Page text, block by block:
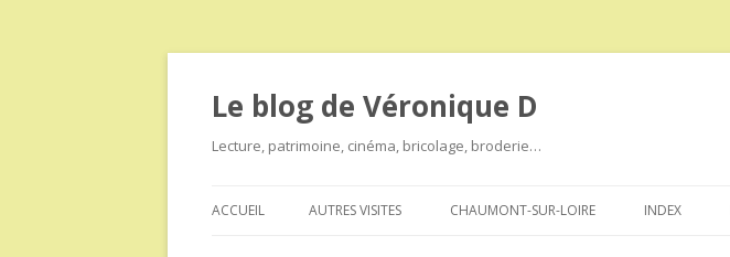
Le blog de Véronique D
Lecture, patrimoine, cinéma, bricolage, broderie…
ACCUEIL AUTRES VISITES CHAUMONT-SUR-LOIRE INDEX